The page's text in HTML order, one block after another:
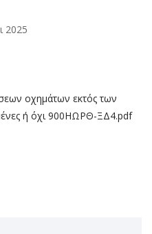
2025
οχημάτων εκτός των
ή όχι 900ΗΩΡΘ-ΞΔ4.pdf